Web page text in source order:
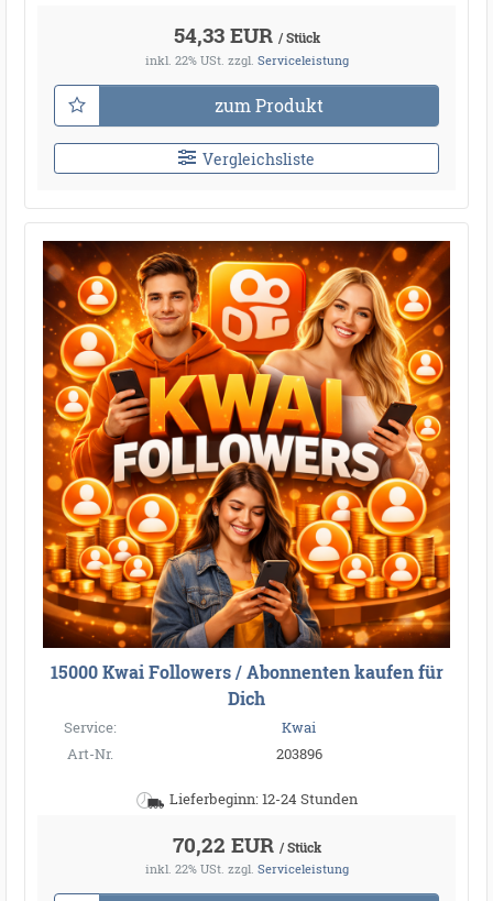
54,33 EUR / Stück
inkl. 22% USt. zzgl. Serviceleistung
zum Produkt
Vergleichsliste
15000 Kwai Followers / Abonnenten kaufen für
Dich
Service:
Kwai
Art-Nr.
203896
Lieferbeginn: 12-24 Stunden
70,22 EUR / Stück
inkl. 22% USt. zzgl. Serviceleistung